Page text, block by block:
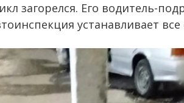
загорелся. Его водитель-
устанавливает